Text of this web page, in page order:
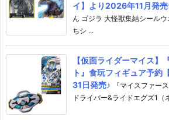
イ】より2026年11月発売
ん ゴジラ 大怪獣集結シール
ちシ ...
【仮面ライダーマイス】
ト』食玩フィギュア予
31日発売♪
『マイスファー
ドライバー&ライドエグズ1（